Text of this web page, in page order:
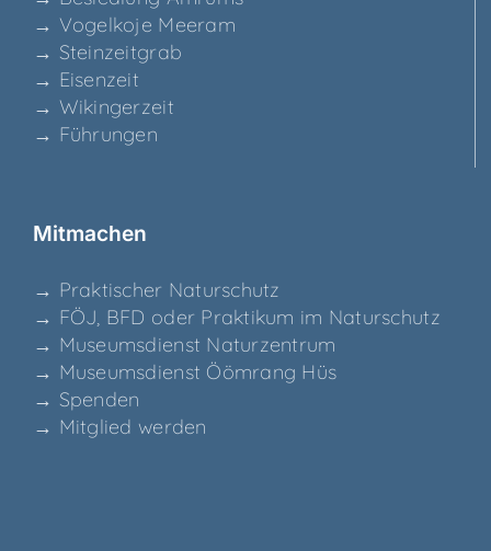
→ Vogel­ko­je Meeram
→ Stein­zeit­grab
→ Eisen­zeit
→ Wikin­ger­zeit
→ Füh­run­gen
Mit­ma­chen
→ Prak­ti­scher Naturschutz
→ FÖJ, BFD oder Prak­ti­kum im Naturschutz
→ Muse­ums­dienst Naturzentrum
→ Muse­ums­dienst Ööm­rang Hüs
→ Spen­den
→ Mit­glied werden